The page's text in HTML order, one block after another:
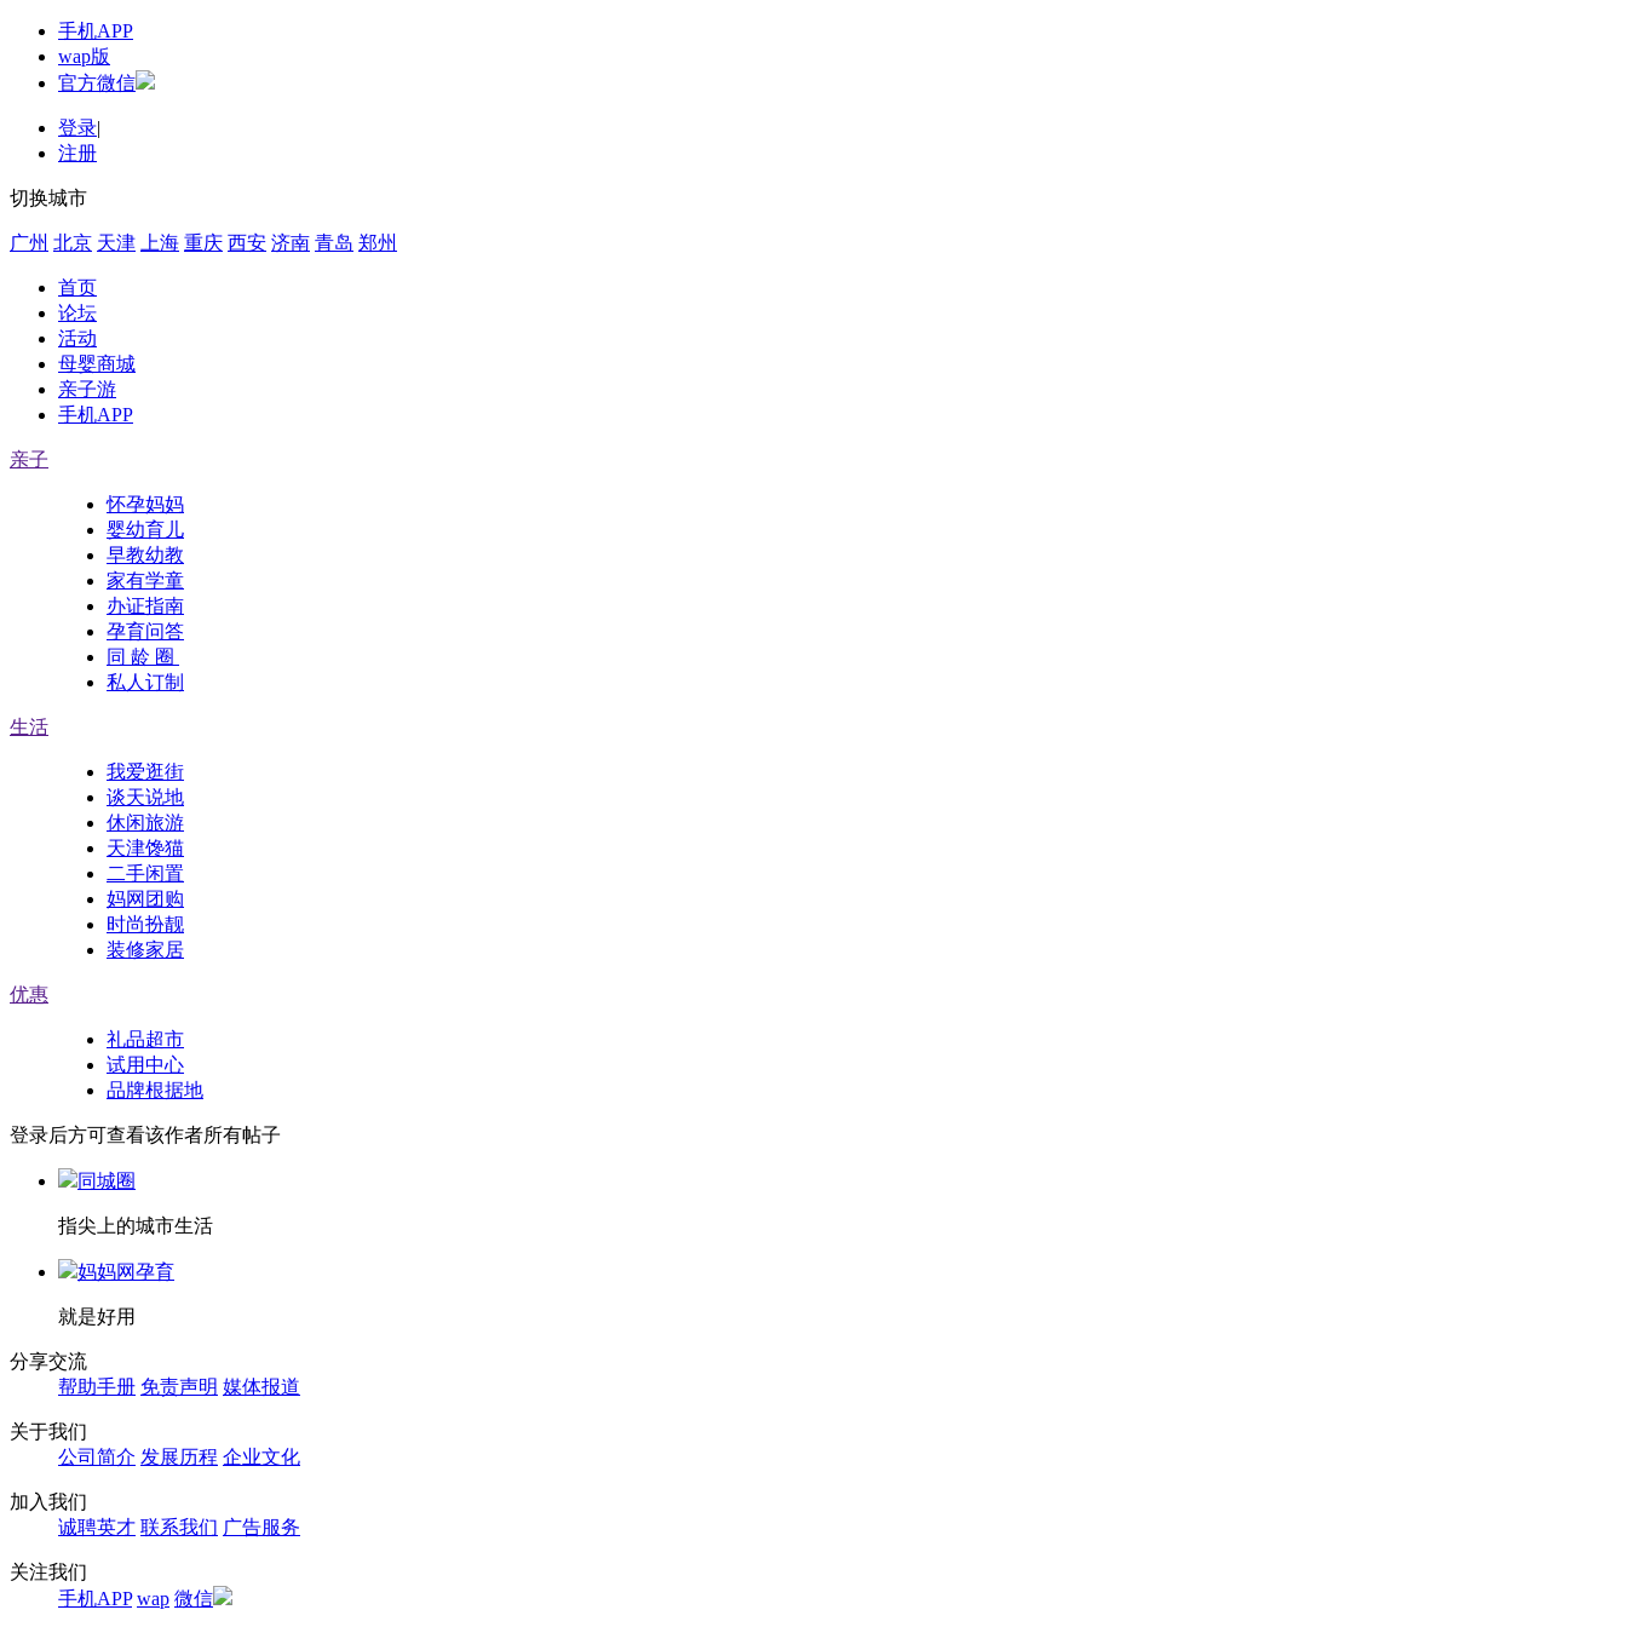
手机APP
wap版
官方微信
登录|
注册
切换城市
广州 北京 天津 上海 重庆 西安 济南 青岛 郑州
首页
论坛
活动
母婴商城
亲子游
手机APP
亲子
怀孕妈妈
婴幼育儿
早教幼教
家有学童
办证指南
孕育问答
同 龄 圈
私人订制
生活
我爱逛街
谈天说地
休闲旅游
天津馋猫
二手闲置
妈网团购
时尚扮靓
装修家居
优惠
礼品超市
试用中心
品牌根据地
登录后方可查看该作者所有帖子
同城圈
指尖上的城市生活
妈妈网孕育
就是好用
分享交流
帮助手册 免责声明 媒体报道
关于我们
公司简介 发展历程 企业文化
加入我们
诚聘英才 联系我们 广告服务
关注我们
手机APP wap 微信